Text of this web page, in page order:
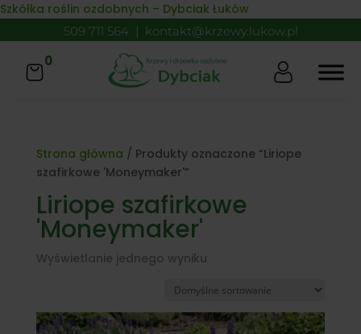
Skip to content
Szkółka roślin ozdobnych – Dybciak Łuków
509 711 564 | kontakt@krzewy.lukow.pl
0
Strona główna / Produkty oznaczone “Liriope
szafirkowe 'Moneymaker'”
Liriope szafirkowe
'Moneymaker'
Wyświetlanie jednego wyniku